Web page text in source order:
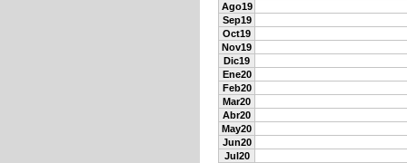
Ago19
Sep19
Oct19
Nov19
Dic19
Ene20
Feb20
Mar20
Abr20
May20
Jun20
Jul20